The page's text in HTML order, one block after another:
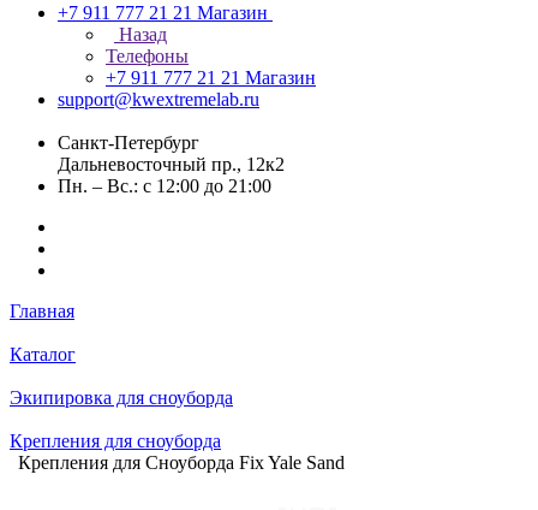
+7 911 777 21 21 Магазин
Назад
Телефоны
+7 911 777 21 21 Магазин
support@kwextremelab.ru
Санкт-Петербург
Дальневосточный пр., 12к2
Пн. – Вс.: с 12:00 до 21:00
Главная
Каталог
Экипировка для сноуборда
Крепления для сноуборда
Крепления для Сноуборда Fix Yale Sand